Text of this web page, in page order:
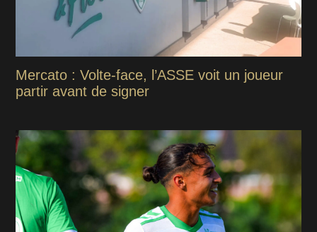
Mercato : Volte-face, l’ASSE voit un joueur
partir avant de signer